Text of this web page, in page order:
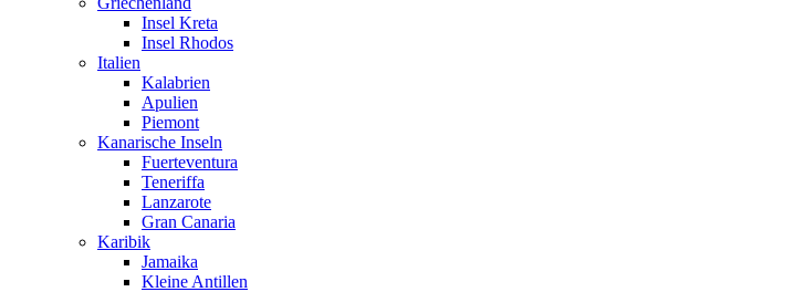
Insel Kreta
Insel Rhodos
Italien
Kalabrien
Apulien
Piemont
Kanarische Inseln
Fuerteventura
Teneriffa
Lanzarote
Gran Canaria
Karibik
Jamaika
Kleine Antillen